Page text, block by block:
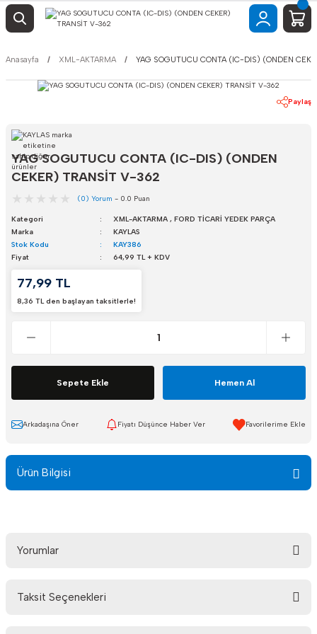
Anasayfa XML-AKTARMA YAG SOGUTUCU CONTA (IC-DIS) (ONDEN
Paylaş
YAG SOGUTUCU CONTA (IC-DIS) (ONDEN
CEKER) TRANSİT V-362
(0) Yorum - 0.0 Puan
Kategori XML-AKTARMA , FORD TİCARİ YEDEK PARÇA
Marka
KAYLAS
Stok Kodu
KAY386
Fiyat
64,99 TL + KDV
77,99 TL
8,36 TL den başlayan taksitlerle!
Sepete Ekle Hemen Al
Arkadaşına Öner Fiyatı Düşünce Haber Ver
Ürün Bilgisi
Yorumlar
Taksit Seçenekleri